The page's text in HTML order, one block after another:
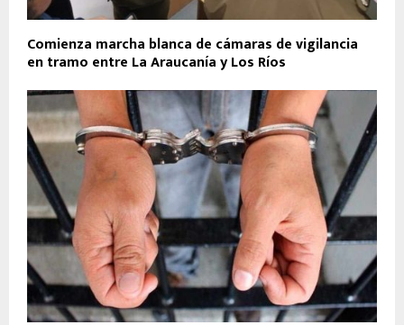
Comienza marcha blanca de cámaras de vigilancia
en tramo entre La Araucanía y Los Ríos